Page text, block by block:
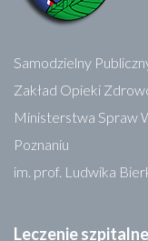
Samodzielny
Zakład Opieki
Ministerstwa Spraw
Poznaniu
im. prof. Ludwika
Leczenie szpitalne